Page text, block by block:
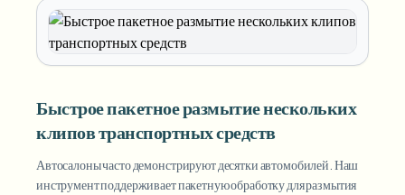
Быстрое пакетное размытие нескольких
клипов транспортных средств
Автосалоны часто демонстрируют десятки автомобилей. Наш
инструмент поддерживает пакетную обработку для размытия